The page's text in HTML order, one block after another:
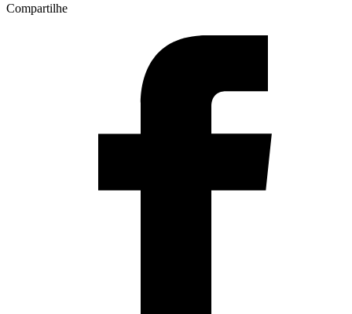
Compartilhe